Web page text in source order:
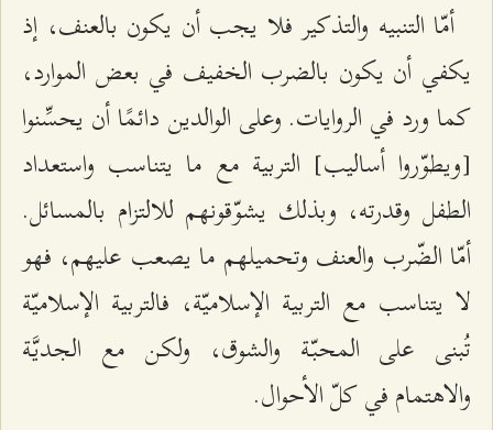
أمّا التنبيه والتذكير فلا يجب أن يكون بالعنف، إذ
يكفي أن يكون بالضرب الخفيف في بعض الموارد،
كما ورد في الروايات. وعلى الوالدين دائمًا أن يحسِّنوا
[ويطوّروا أساليب] التربية مع ما يتناسب واستعداد
الطفل وقدرته، وبذلك يشوّقونهم للالتزام بالمسائل.
أمّا الضّرب والعنف وتحميلهم ما يصعب عليهم، فهو
لا يتناسب مع التربية الإسلاميّة، فالتربية الإسلاميّة
تُبنى على المحبّة والشوق، ولكن مع الجديَّة
والاهتمام في كلّ الأحوال.